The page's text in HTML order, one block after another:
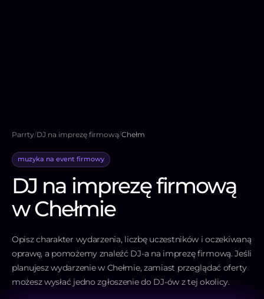
Parrty/DJ na imprezę firmową/Chełm
muzyka na event firmowy
DJ na imprezę firmową
w Chełmie
Opisz charakter wydarzenia, liczbę uczestników i oczekiwaną
oprawę, a pomożemy znaleźć DJ-a na imprezę firmową. Jeśli
planujesz wydarzenie w Chełmie, zamiast przeglądać oferty
możesz wysłać jedno zgłoszenie do DJ-ów z tej okolicy.